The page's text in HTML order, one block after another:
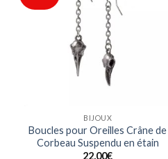
BIJOUX
Boucles pour Oreilles Crâne de
Corbeau Suspendu en étain
22,00€